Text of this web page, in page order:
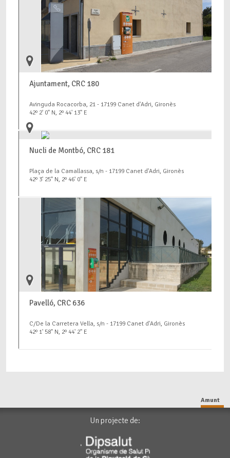
Ajuntament, CRC 180
Avinguda Rocacorba, 21 - 17199 Canet d'Adri, Gironès
42º 2' 0" N, 2º 44' 13" E
Nucli de Montbó, CRC 181
Plaça de la Camallassa, s/n - 17199 Canet d'Adri, Gironès
42º 3' 25" N, 2º 46' 0" E
Pavelló, CRC 636
C/De la Carretera Vella, s/n - 17199 Canet d'Adri, Gironès
42º 1' 58" N, 2º 44' 2" E
Amunt
Un projecte de: